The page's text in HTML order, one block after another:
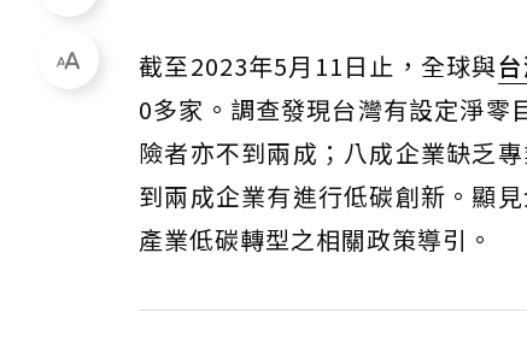
截至2023年5月11日止，全球與
0多家。調查發現台灣有設定淨零
險者亦不到兩成；八成企業缺乏
到兩成企業有進行低碳創新。顯
產業低碳轉型之相關政策導引。